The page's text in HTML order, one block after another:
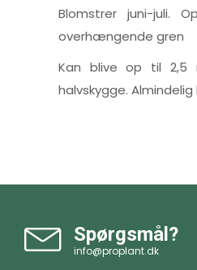
Blomstrer juni-juli.
overhængende gren
Kan blive op til 2,5
halvskygge.
Spørgsmål?
info@proplant.dk